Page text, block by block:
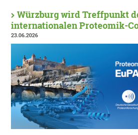
Würzburg wird Treffpunkt
internationalen Proteomik-
23.06.2026